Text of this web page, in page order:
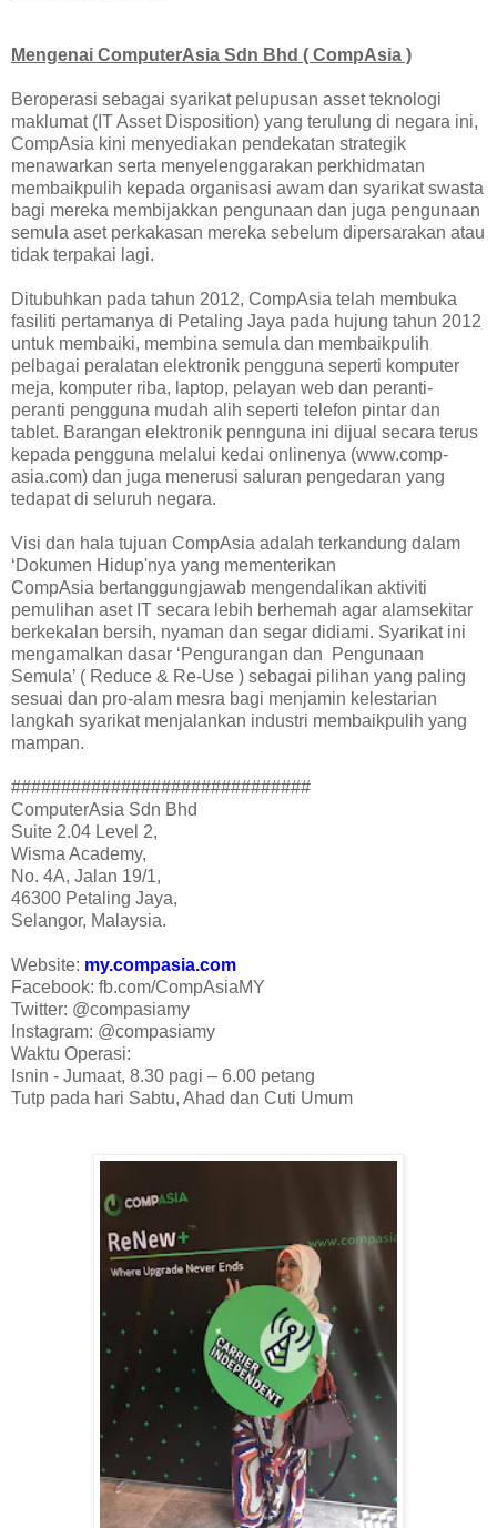
Mengenai ComputerAsia Sdn Bhd ( CompAsia )
Beroperasi sebagai syarikat pelupusan asset teknologi
maklumat (IT Asset Disposition) yang terulung di negara ini,
CompAsia kini menyediakan pendekatan strategik
menawarkan serta menyelenggarakan perkhidmatan
membaikpulih kepada organisasi awam dan syarikat swasta
bagi mereka membijakkan pengunaan dan juga pengunaan
semula aset perkakasan mereka sebelum dipersarakan atau
tidak terpakai lagi.
Ditubuhkan pada tahun 2012, CompAsia telah membuka
fasiliti pertamanya di Petaling Jaya pada hujung tahun 2012
untuk membaiki, membina semula dan membaikpulih
pelbagai peralatan elektronik pengguna seperti komputer
meja, komputer riba, laptop, pelayan web dan peranti-
peranti pengguna mudah alih seperti telefon pintar dan
tablet. Barangan elektronik pennguna ini dijual secara terus
kepada pengguna melalui kedai onlinenya (www.comp-
asia.com) dan juga menerusi saluran pengedaran yang
tedapat di seluruh negara.
Visi dan hala tujuan CompAsia adalah terkandung dalam
‘Dokumen Hidup'nya yang mementerikan
CompAsia bertanggungjawab mengendalikan aktiviti
pemulihan aset IT secara lebih berhemah agar alamsekitar
berkekalan bersih, nyaman dan segar didiami. Syarikat ini
mengamalkan dasar ‘Pengurangan dan Pengunaan
Semula’ ( Reduce & Re-Use ) sebagai pilihan yang paling
sesuai dan pro-alam mesra bagi menjamin kelestarian
langkah syarikat menjalankan industri membaikpulih yang
mampan.
##############################
ComputerAsia Sdn Bhd
Suite 2.04 Level 2,
Wisma Academy,
No. 4A, Jalan 19/1,
46300 Petaling Jaya,
Selangor, Malaysia.
Website: my.compasia.com
Facebook: fb.com/CompAsiaMY
Twitter: @compasiamy
Instagram: @compasiamy
Waktu Operasi:
Isnin - Jumaat, 8.30 pagi – 6.00 petang
Tutp pada hari Sabtu, Ahad dan Cuti Umum